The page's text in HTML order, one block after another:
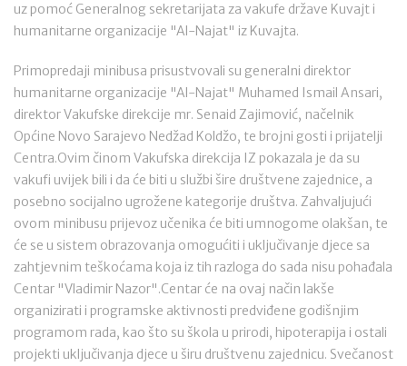
uz pomoć Generalnog sekretarijata za vakufe države Kuvajt i
humanitarne organizacije "Al-Najat" iz Kuvajta.
Primopredaji minibusa prisustvovali su generalni direktor
humanitarne organizacije "Al-Najat" Muhamed Ismail Ansari,
direktor Vakufske direkcije mr. Senaid Zajimović, načelnik
Općine Novo Sarajevo Nedžad Koldžo, te brojni gosti i prijatelji
Centra.Ovim činom Vakufska direkcija IZ pokazala je da su
vakufi uvijek bili i da će biti u službi šire društvene zajednice, a
posebno socijalno ugrožene kategorije društva. Zahvaljujući
ovom minibusu prijevoz učenika će biti umnogome olakšan, te
će se u sistem obrazovanja omogućiti i uključivanje djece sa
zahtjevnim teškoćama koja iz tih razloga do sada nisu pohađala
Centar "Vladimir Nazor".Centar će na ovaj način lakše
organizirati i programske aktivnosti predviđene godišnjim
programom rada, kao što su škola u prirodi, hipoterapija i ostali
projekti uključivanja djece u širu društvenu zajednicu. Svečanost